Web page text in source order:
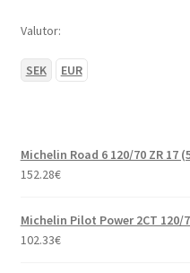
Valutor:
SEK EUR
Michelin Road 6 120/70 ZR 17
152.28€
Michelin Pilot Power 2CT 120/
102.33€